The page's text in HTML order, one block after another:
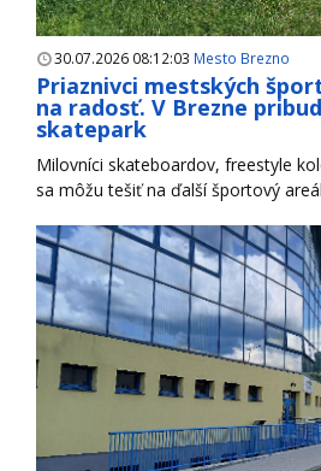
30.07.2026 08:12:03 Mesto Brezno
Priaznivci mestských
na radosť. V Brezne
skatepark
Milovníci skateboardov, freestyle
sa môžu tešiť na ďalší športový